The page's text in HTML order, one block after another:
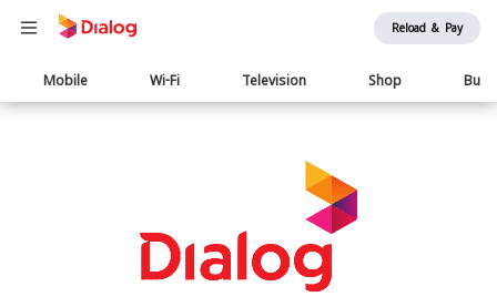
Reload & Pay
Main
navigation
Mobile Wi-Fi Television Shop